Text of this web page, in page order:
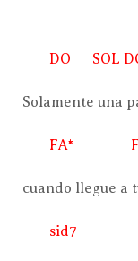
DO SOL
Solamente una
FA*
cuando llegue a
sid7